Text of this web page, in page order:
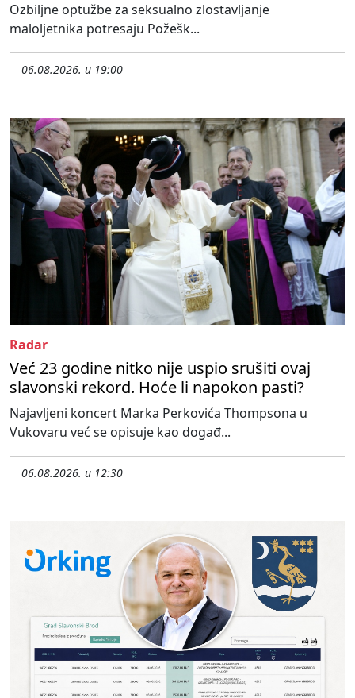
Ozbiljne optužbe za seksualno zlostavljanje
maloljetnika potresaju Požešk...
06.08.2026. u 19:00
Radar
Već 23 godine nitko nije uspio srušiti ovaj
slavonski rekord. Hoće li napokon pasti?
Najavljeni koncert Marka Perkovića Thompsona u
Vukovaru već se opisuje kao događ...
06.08.2026. u 12:30